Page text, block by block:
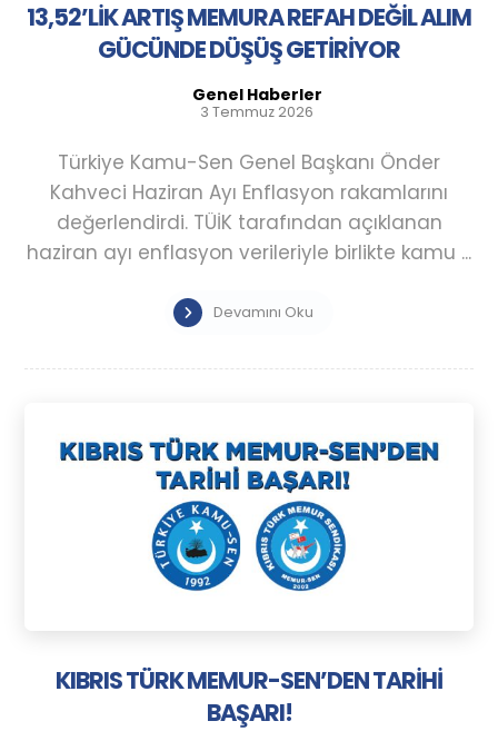
13,52’LİK ARTIŞ MEMURA REFAH DEĞİL ALIM
GÜCÜNDE DÜŞÜŞ GETİRİYOR
Genel Haberler
3 Temmuz 2026
Türkiye Kamu-Sen Genel Başkanı Önder
Kahveci Haziran Ayı Enflasyon rakamlarını
değerlendirdi. TÜİK tarafından açıklanan
haziran ayı enflasyon verileriyle birlikte kamu ...
Devamını Oku
KIBRIS TÜRK MEMUR-SEN’DEN TARİHİ
BAŞARI!